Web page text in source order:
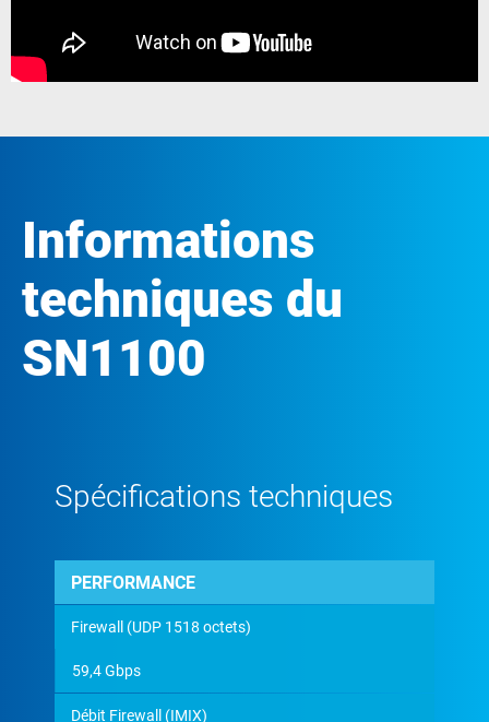
Informations
techniques du
SN1100
Spécifications techniques
PERFORMANCE
Firewall (UDP 1518 octets)
59,4 Gbps
Débit Firewall (IMIX)